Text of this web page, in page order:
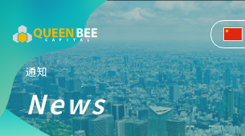
业务信息
API
企业信息
通知
News